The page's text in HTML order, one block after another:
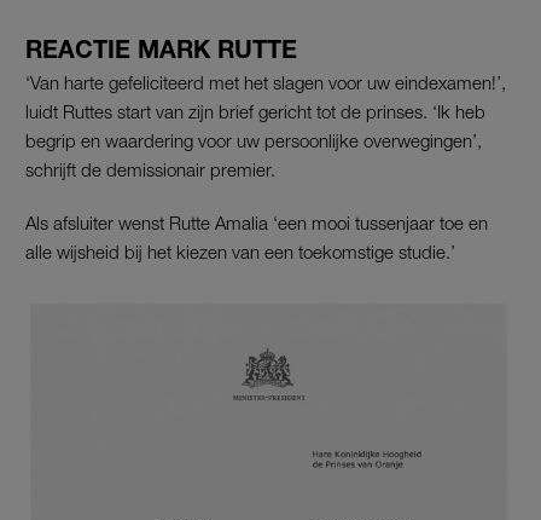
REACTIE MARK RUTTE
‘Van harte gefeliciteerd met het slagen voor uw eindexamen!’,
luidt Ruttes start van zijn brief gericht tot de prinses. ‘Ik heb
begrip en waardering voor uw persoonlijke overwegingen’,
schrijft de demissionair premier.
Als afsluiter wenst Rutte Amalia ‘een mooi tussenjaar toe en
alle wijsheid bij het kiezen van een toekomstige studie.’